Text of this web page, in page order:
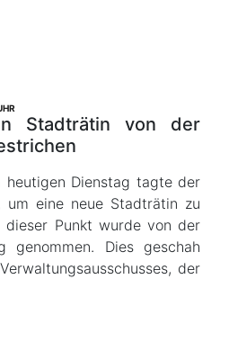
Stadträtin von der
heutigen Dienstag tagte der
um eine neue Stadträtin zu
dieser Punkt wurde von der
genommen. Dies geschah
der